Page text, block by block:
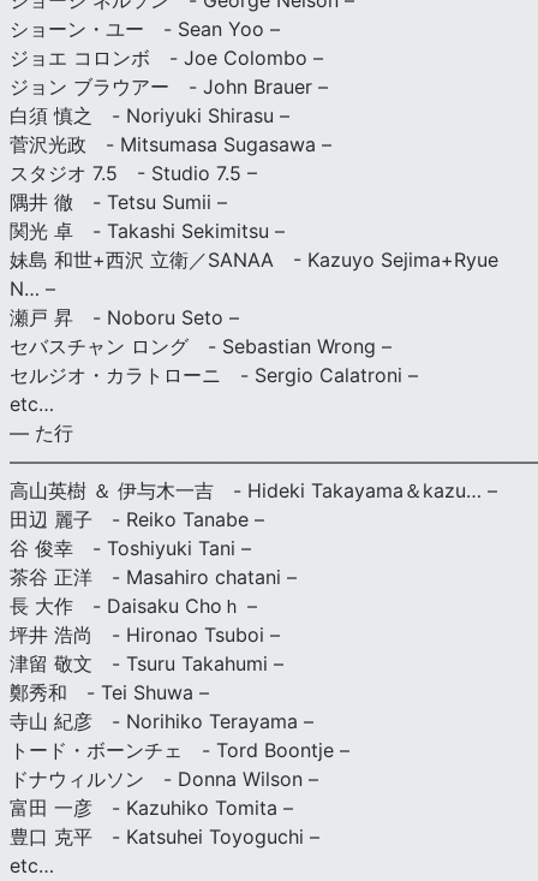
ショーン・ユー - Sean Yoo –
ジョエ コロンボ - Joe Colombo –
ジョン ブラウアー - John Brauer –
白須 慎之 - Noriyuki Shirasu –
菅沢光政 - Mitsumasa Sugasawa –
スタジオ 7.5 - Studio 7.5 –
隅井 徹 - Tetsu Sumii –
関光 卓 - Takashi Sekimitsu –
妹島 和世+西沢 立衛／SANAA - Kazuyo Sejima+Ryue
N… –
瀬戸 昇 - Noboru Seto –
セバスチャン ロング - Sebastian Wrong –
セルジオ・カラトローニ - Sergio Calatroni –
etc…
— た行
高山英樹 ＆ 伊与木一吉 - Hideki Takayama＆kazu… –
田辺 麗子 - Reiko Tanabe –
谷 俊幸 - Toshiyuki Tani –
茶谷 正洋 - Masahiro chatani –
長 大作 - Daisaku Choｈ –
坪井 浩尚 - Hironao Tsuboi –
津留 敬文 - Tsuru Takahumi –
鄭秀和 - Tei Shuwa –
寺山 紀彦 - Norihiko Terayama –
トード・ボーンチェ - Tord Boontje –
ドナウィルソン - Donna Wilson –
富田 一彦 - Kazuhiko Tomita –
豊口 克平 - Katsuhei Toyoguchi –
etc…